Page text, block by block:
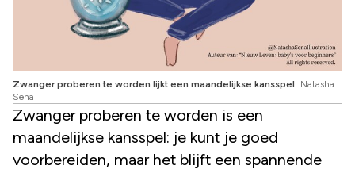
Zwanger proberen te worden lijkt een maandelijkse kansspel. Natasha
Sena
Zwanger proberen te worden is een
maandelijkse kansspel: je kunt je goed
voorbereiden, maar het blijft een spannende